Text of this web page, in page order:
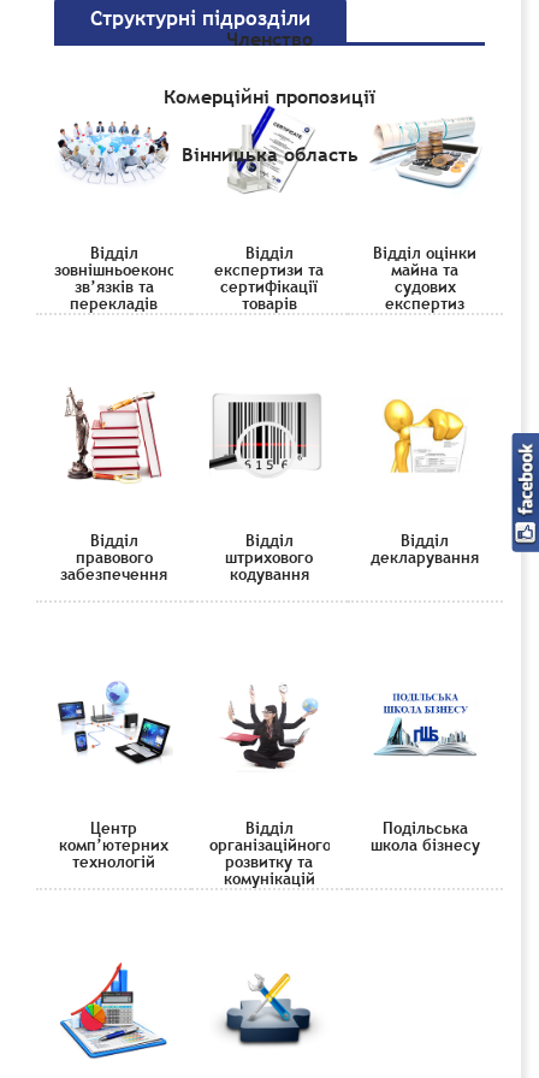
Членство
Комерційні пропозиції
Вінницька область
Структурні підрозділи
Відділ
зовнішньоекономічних
зв’язків та
перекладів
Відділ
експертизи та
сертифікації
товарів
Відділ оцінки
майна та
судових
експертиз
Відділ
правового
забезпечення
Відділ
штрихового
кодування
Відділ
декларування
Центр
комп’ютерних
технологій
Відділ
організаційного
розвитку та
комунікацій
Подільська
школа бізнесу